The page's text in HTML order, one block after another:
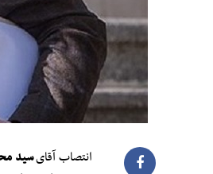
انتصاب آقایسید